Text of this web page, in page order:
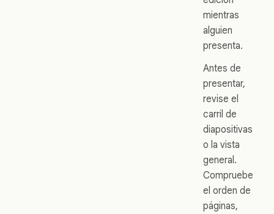
mientras
alguien
presenta.
Antes de
presentar,
revise el
carril de
diapositivas
o la vista
general.
Compruebe
el orden de
páginas,